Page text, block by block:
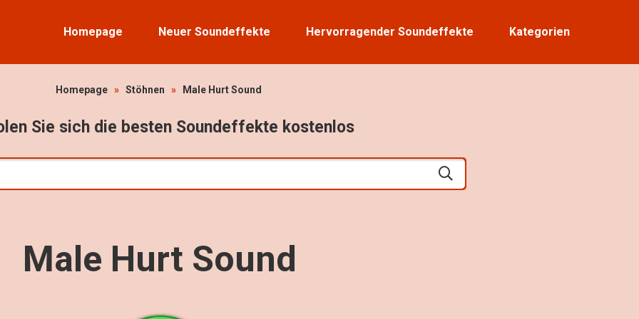
Homepage Neuer Soundeffekte Hervorragender Soundeffekte Kategorien
Homepage » Stöhnen » Male Hurt Sound
Sie sich die besten Soundeffekte kostenlos
Male Hurt Sound